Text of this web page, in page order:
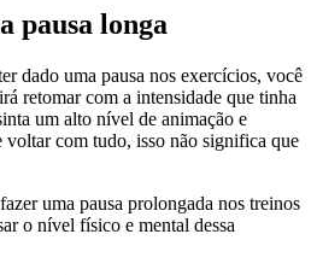
pausa longa
dado uma pausa nos exercícios, você
retomar com a intensidade que tinha
um alto nível de animação e
voltar com tudo, isso não significa que
uma pausa prolongada nos treinos
o nível físico e mental dessa